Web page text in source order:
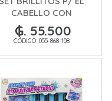
CABELLO CON
APLICADOR
₲. 55.500
CÓDIGO: 055-868-108